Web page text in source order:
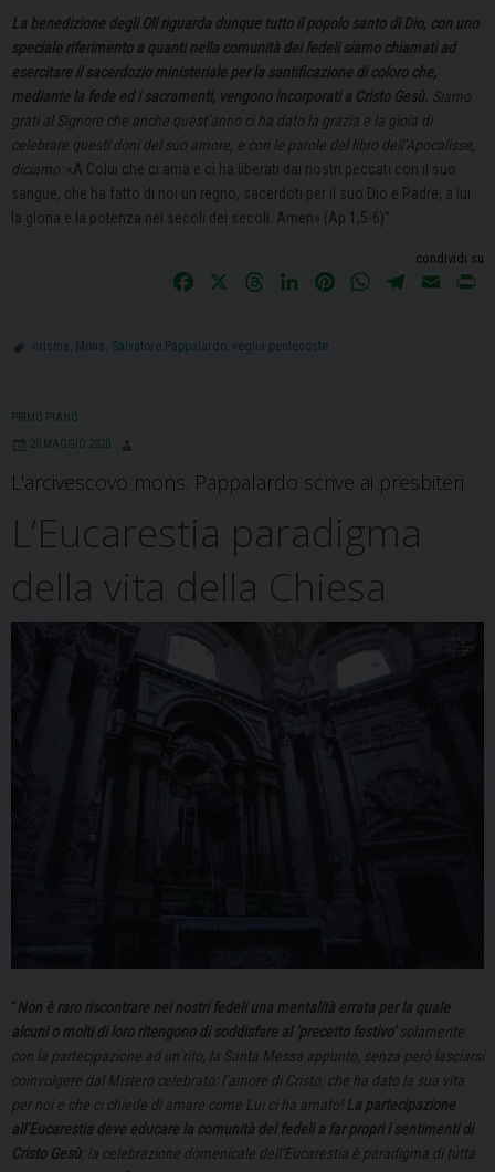
La benedizione degli Oli riguarda dunque tutto il popolo santo di Dio, con uno
speciale riferimento a quanti nella comunità dei fedeli siamo chiamati ad
esercitare il sacerdozio ministeriale per la santificazione di coloro che,
mediante la fede ed i sacramenti, vengono incorporati a Cristo Gesù. Siamo
grati al Signore che anche quest’anno ci ha dato la grazia e la gioia di
celebrare questi doni del suo amore, e con le parole del libro dell’Apocalisse,
diciamo:«A Colui che ci ama e ci ha liberati dai nostri peccati con il suo
sangue, che ha fatto di noi un regno, sacerdoti per il suo Dio e Padre, a lui
la gloria e la potenza nei secoli dei secoli. Amen» (Ap 1,5-6)”.
condividi su
c
t
crisma Mons. Salvatore Pappalardo veglia pentecoste
PRIMO PIANO
20 MAGGIO 2020
L'arcivescovo mons. Pappalardo scrive ai presbiteri
L’Eucarestia paradigma
della vita della Chiesa
“Non è raro riscontrare nei nostri fedeli una mentalità errata per la quale
alcuni o molti di loro ritengono di soddisfare al ‘precetto festivo’solamente
con la partecipazione ad un rito, la Santa Messa appunto, senza però lasciarsi
coinvolgere dal Mistero celebrato: l’amore di Cristo, che ha dato la sua vita
per noi e che ci chiede di amare come Lui ci ha amato! La partecipazione
all’Eucarestia deve educare la comunità dei fedeli a far propri i sentimenti di
Cristo Gesù: la celebrazione domenicale dell’Eucarestia è paradigma di tutta